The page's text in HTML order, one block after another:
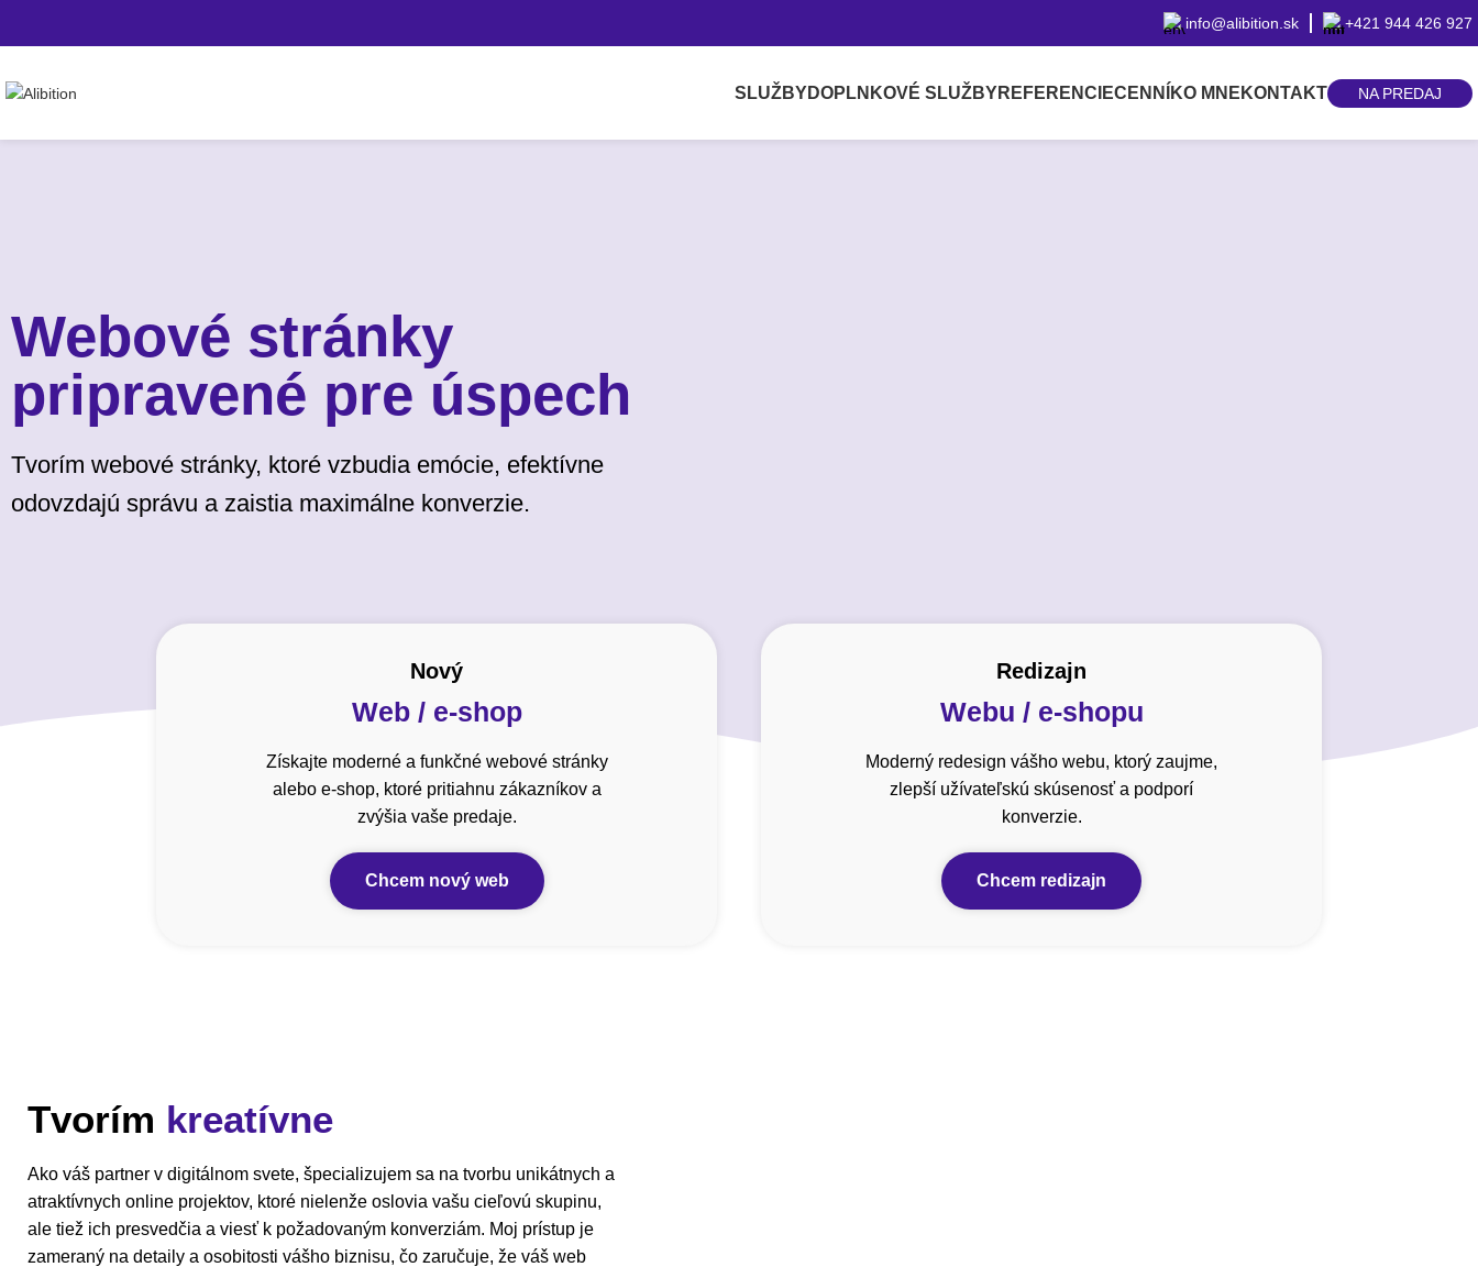
info@alibition.sk +421 944 426 927
SLUŽBYDOPLNKOVÉ SLUŽBYREFERENCIECENNÍKO MNE KONTAKT NA PREDAJ
Webové stránky
pripravené pre úspech
Tvorím webové stránky, ktoré vzbudia emócie, efektívne
odovzdajú správu a zaistia maximálne konverzie.
Nový
Web / e-shop
Získajte moderné a funkčné webové stránky
alebo e-shop, ktoré pritiahnu zákazníkov a
zvýšia vaše predaje.
Chcem nový web
Redizajn
Webu / e-shopu
Moderný redesign vášho webu, ktorý zaujme,
zlepší užívateľskú skúsenosť a podporí
konverzie.
Chcem redizajn
Tvorím kreatívne
Ako váš partner v digitálnom svete, špecializujem sa na tvorbu unikátnych a
atraktívnych online projektov, ktoré nielenže oslovia vašu cieľovú skupinu,
ale tiež ich presvedčia a viesť k požadovaným konverziám. Moj prístup je
zameraný na detaily a osobitosti vášho biznisu, čo zaručuje, že váš web